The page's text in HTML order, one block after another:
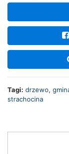
Tagi: drzewo,
strachocina